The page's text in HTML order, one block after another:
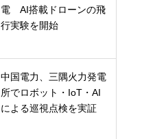
電 AI搭載ドローンの飛
行実験を開始
中国電力、三隅火力発電
所でロボット・IoT・AI
による巡視点検を実証